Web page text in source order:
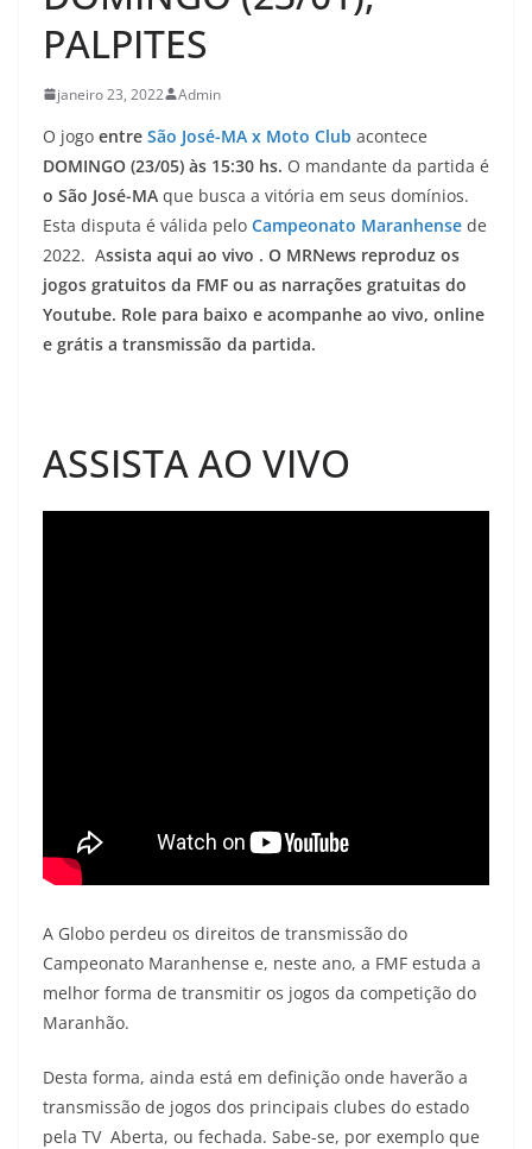
PALPITES
janeiro 23, 2022 Admin
O jogo entre São José-MA x Moto Club acontece
DOMINGO (23/05) às 15:30 hs. O mandante da partida é
o São José-MA que busca a vitória em seus domínios.
Esta disputa é válida pelo Campeonato Maranhense de
2022. Assista aqui ao vivo . O MRNews reproduz os
jogos gratuitos da FMF ou as narrações gratuitas do
Youtube. Role para baixo e acompanhe ao vivo, online
e grátis a transmissão da partida.
ASSISTA AO VIVO
A Globo perdeu os direitos de transmissão do
Campeonato Maranhense e, neste ano, a FMF estuda a
melhor forma de transmitir os jogos da competição do
Maranhão.
Desta forma, ainda está em definição onde haverão a
transmissão de jogos dos principais clubes do estado
pela TV Aberta, ou fechada. Sabe-se, por exemplo que